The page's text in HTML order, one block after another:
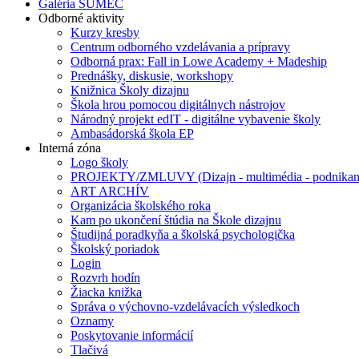
Galéria SUMEC
Odborné aktivity
Kurzy kresby
Centrum odborného vzdelávania a prípravy
Odborná prax: Fall in Lowe Academy + Madeship
Prednášky, diskusie, workshopy
Knižnica Školy dizajnu
Škola hrou pomocou digitálnych nástrojov
Národný projekt edIT - digitálne vybavenie školy
Ambasádorská škola EP
Interná zóna
Logo školy
PROJEKTY/ZMLUVY (Dizajn - multimédia -
ART ARCHÍV
Organizácia školského roka
Kam po ukončení štúdia na Škole dizajnu
Študijná poradkyňa a školská psychologička
Školský poriadok
Login
Rozvrh hodín
Žiacka knižka
Správa o výchovno-vzdelávacích výsledkoch
Oznamy
Poskytovanie informácií
Tlačivá